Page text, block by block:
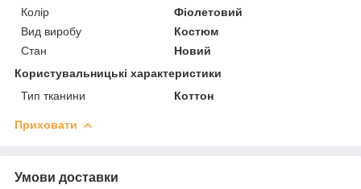
Колір
Фіолетовий
Вид виробу
Костюм
Стан
Новий
Користувальницькі характеристики
Тип тканини
Коттон
Приховати
Умови доставки